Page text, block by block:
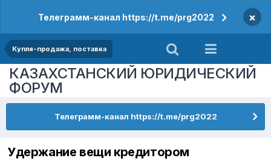
Телеграмм-канал https://t.me/prg2022 ×
Купля-продажа, поставка
КАЗАХСТАНСКИЙ ЮРИДИЧЕСКИЙ
ФОРУМ
Телеграмм-канал https://t.me/prg2022
Удержание вещи кредитором